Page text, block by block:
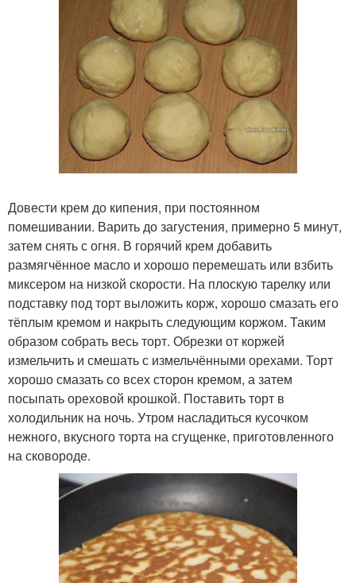
Довести крем до кипения, при постоянном
помешивании. Варить до загустения, примерно 5 минут,
затем снять с огня. В горячий крем добавить
размягчённое масло и хорошо перемешать или взбить
миксером на низкой скорости. На плоскую тарелку или
подставку под торт выложить корж, хорошо смазать его
тёплым кремом и накрыть следующим коржом. Таким
образом собрать весь торт. Обрезки от коржей
измельчить и смешать с измельчёнными орехами. Торт
хорошо смазать со всех сторон кремом, а затем
посыпать ореховой крошкой. Поставить торт в
холодильник на ночь. Утром насладиться кусочком
нежного, вкусного торта на сгущенке, приготовленного
на сковороде.